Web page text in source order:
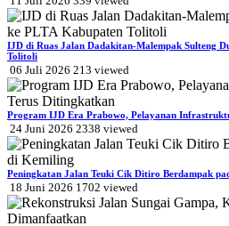
IJD di Ruas Jalan Dadakitan-Malempak Sulteng
Tolitoli
06 Juli 2026 213 viewed
Program IJD Era Prabowo, Pelayanan
24 Juni 2026 2338 viewed
Peningkatan Jalan Teuki Cik Ditiro Berdampak
18 Juni 2026 1702 viewed